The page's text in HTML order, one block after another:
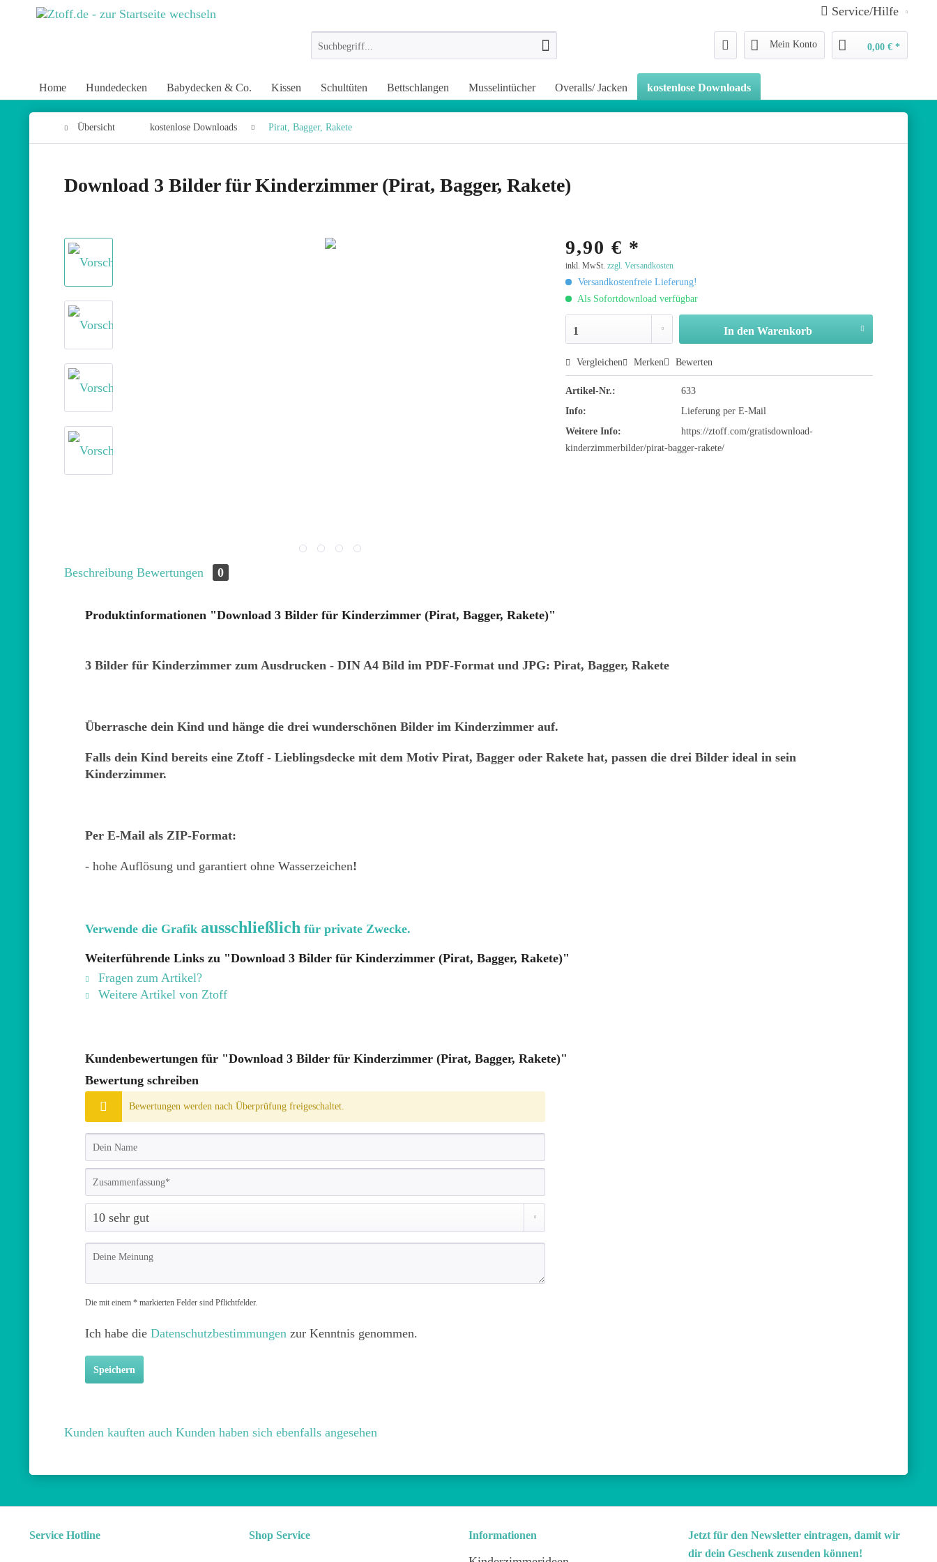
Service/Hilfe
Mein Konto 0,00 € *
Home Hundedecken Babydecken & Co. Kissen Schultüten Bettschlangen Musselintücher Overalls/ Jacken kostenlose Downloads
Übersicht kostenlose Downloads Pirat, Bagger, Rakete
Download 3 Bilder für Kinderzimmer (Pirat, Bagger, Rakete)
9,90 € *
inkl. MwSt.zzgl. Versandkosten
Versandkostenfreie Lieferung!
Als Sofortdownload verfügbar
In den Warenkorb
Vergleichen Merken Bewerten
Artikel-Nr.:
633
Info:
Lieferung per E-Mail
Weitere Info:
https://ztoff.com/gratisdownload-
kinderzimmerbilder/pirat-bagger-rakete/
Beschreibung Bewertungen 0
Produktinformationen "Download 3 Bilder für Kinderzimmer (Pirat, Bagger, Rakete)"
3 Bilder für Kinderzimmer zum Ausdrucken - DIN A4 Bild im PDF-Format und JPG: Pirat, Bagger, Rakete
Überrasche dein Kind und hänge die drei wunderschönen Bilder im Kinderzimmer auf.
Falls dein Kind bereits eine Ztoff - Lieblingsdecke mit dem Motiv Pirat, Bagger oder Rakete hat, passen die drei Bilder ideal in sein
Kinderzimmer.
Per E-Mail als ZIP-Format:
- hohe Auflösung und garantiert ohne Wasserzeichen!
Verwende die Grafik ausschließlich für private Zwecke.
Weiterführende Links zu "Download 3 Bilder für Kinderzimmer (Pirat, Bagger, Rakete)"
Fragen zum Artikel?
Weitere Artikel von Ztoff
Kundenbewertungen für "Download 3 Bilder für Kinderzimmer (Pirat, Bagger, Rakete)"
Bewertung schreiben
Bewertungen werden nach Überprüfung freigeschaltet.
Die mit einem * markierten Felder sind Pflichtfelder.
Ich habe die Datenschutzbestimmungen zur Kenntnis genommen.
Speichern
Kunden kauften auch Kunden haben sich ebenfalls angesehen
Service Hotline Shop Service Informationen
Jetzt für den Newsletter eintragen, damit wir
dir dein Geschenk zusenden können!